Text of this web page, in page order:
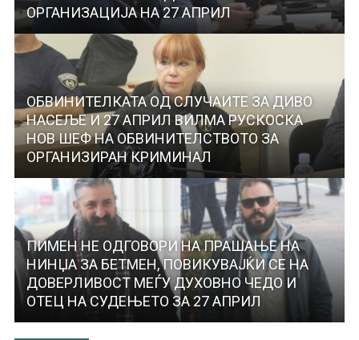
ОРГАНИЗАЦИЈА НА 27 АПРИЛ
ОБВИНИТЕЛКАТА ОД СЛУЧАИТЕ ЗА ДИВО
НАСЕЉЕ И 27 АПРИЛ ВИЛМА РУСКОСКА
НОВ ШЕФ НА ОБВИНИТЕЛСТВОТО ЗА
ОРГАНИЗИРАН КРИМИНАЛ
ПИМЕН НЕ ОДГОВОРИ НА ПРАШАЊЕ НА
НИНЏА ЗА БЕТМЕН, ПОВИКУВАЈЌИ СЕ НА
ДОВЕРЛИВОСТ МЕЃУ ДУХОВНО ЧЕДО И
ОТЕЦ НА СУДЕЊЕТО ЗА 27 АПРИЛ